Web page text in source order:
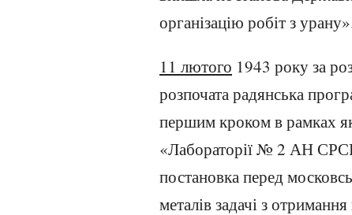
організацію робіт з
11 лютого 1943 року за
розпочата радянська
першим кроком в рамках
«Лабораторії № 2 АН
постановка перед
металів задачі з